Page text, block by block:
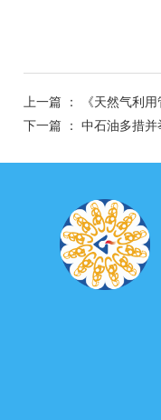
上一篇 ：
《天然气利
下一篇 ： 中石油多措